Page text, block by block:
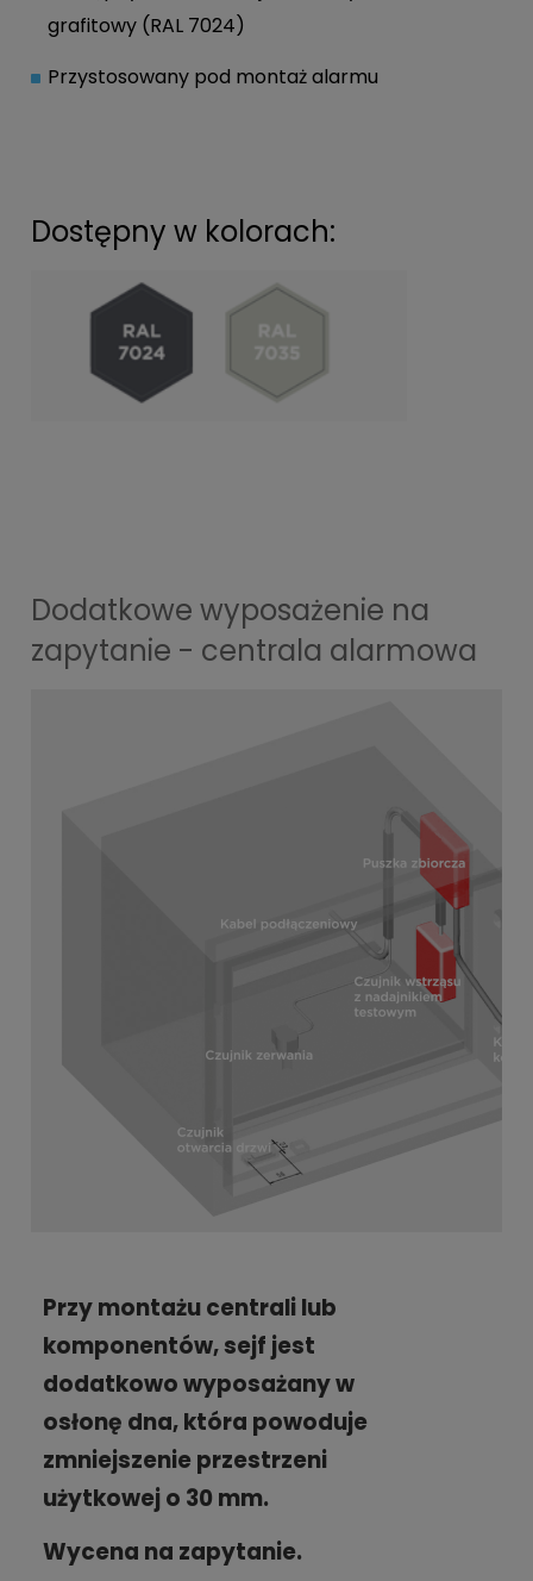
grafitowy (RAL 7024)
Przystosowany pod montaż alarmu
Dostępny w kolorach:
Dodatkowe wyposażenie na
zapytanie - centrala alarmowa
Przy montażu centrali lub
komponentów,sejf jest
dodatkowo wyposażany w
osłonę dna, która powoduje
zmniejszenie przestrzeni
użytkowej o 30 mm.
Wycena na zapytanie.